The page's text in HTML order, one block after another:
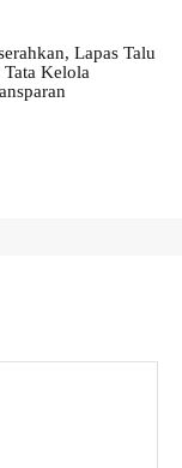
Lapas Talu
Kelola